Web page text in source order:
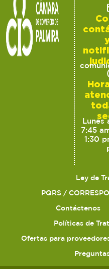
Lunes
7:45
1:30
Ley de
PQRS /
Contáctenos
Políticas de
Ofertas para